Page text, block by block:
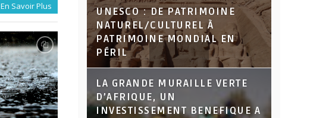
En Savoir Plus
UNESCO : DE PATRIMOINE
NATUREL/CULTUREL À
PATRIMOINE MONDIAL EN
PÉRIL
LA GRANDE MURAILLE VERTE
D’AFRIQUE, UN
INVESTISSEMENT BENEFIQUE A